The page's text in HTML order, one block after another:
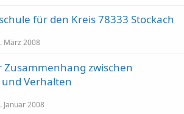
für den Kreis 78333 Stockach
März 2008
Zusammenhang zwischen
Verhalten
Januar 2008